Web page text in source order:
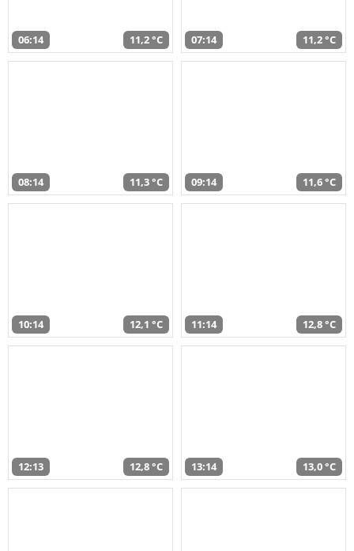
06:14 11,2 °C 07:14 11,2 °C
08:14 11,3 °C 09:14 11,6 °C
10:14 12,1 °C 11:14 12,8 °C
12:13 12,8 °C 13:14 13,0 °C